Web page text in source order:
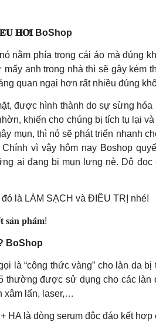
𝐇𝐎̛̀𝐈 BoShop
nằm phía trong cái áo mà đúng
anh trong nhà thì sẽ gây kém
quan ngại hơn rất nhiều đúng
được hình thành do sự sừng hóa
khiến cho chúng bị tích tụ lại
mụn, thì nó sẽ phát triển nhanh
vì vậy hôm nay Boshop
ai đang bị mụn lưng nè. Dô
là LÀM SẠCH và ĐIỀU TRỊ nhé!
𝐬𝐚̉𝐧 𝐩𝐡𝐚̂̉𝐦!
BoShop
là “công thức vàng” cho làn da
thường được sử dụng cho các làn
xâm lấn, laser,…
HA là dòng serum độc đáo kết